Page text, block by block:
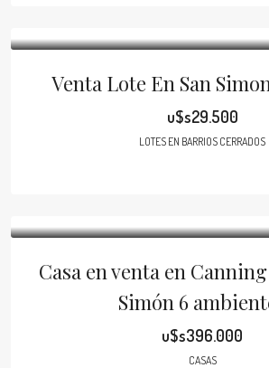
Venta Lote En San
u$s29.500
LOTES EN BARRIOS CERRADOS
Casa en venta en
Simón 6
u$s396.000
CASAS